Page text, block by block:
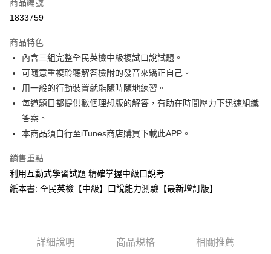
LINE Pay
街口支付
悠遊付
ATM付款
運送方式
每筆NT$80，滿NT$800(含以上)免運費
商品編號
1833759
商品特色
內含三組完整全民英檢中級複試口說試題。
可隨意重複聆聽解答檢附的發音來矯正自己。
用一般的行動裝置就能隨時隨地練習。
每道題目都提供數個理想版的解答，有助在時間壓力下迅速組織
答案。
本商品須自行至iTunes商店購買下載此APP。
銷售重點
利用互動式學習試題 精確掌握中級口說考
紙本書: 全民英檢【中級】口說能力測驗【最新增訂版】
詳細說明 商品規格 相關推薦